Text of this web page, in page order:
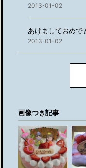
2013-01-02
あけましておめで
2013-01-02
画像つき記事